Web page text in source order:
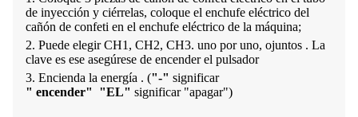
de inyección y ciérrelas, coloque el enchufe eléctrico del
cañón de confeti en el enchufe eléctrico de la máquina;
2. Puede elegir CH1, CH2, CH3. uno por uno, ojuntos . La
clave es ese asegúrese de encender el pulsador
3. Encienda la energía . ("-" significar
" encender" "EL" significar "apagar")